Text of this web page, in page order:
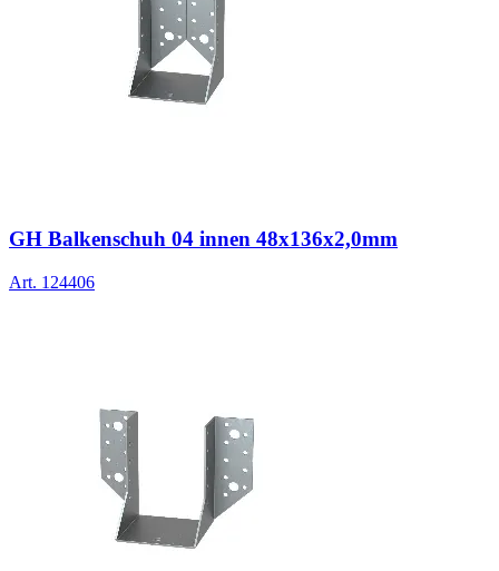
GH Balkenschuh 04 innen 48x136x2,0mm
Art. 124406